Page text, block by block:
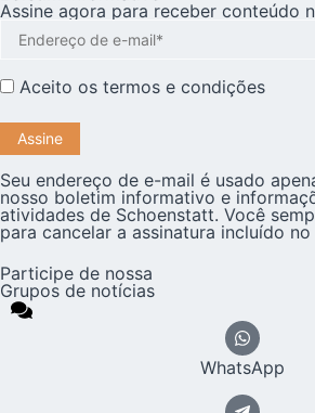
Assine agora para receber conteúdo
Aceito os termos e condições
Seu endereço de e-mail é usado
nosso boletim informativo e
atividades de Schoenstatt. Você
para cancelar a assinatura incluído
Participe de nossa
Grupos de notícias
WhatsApp